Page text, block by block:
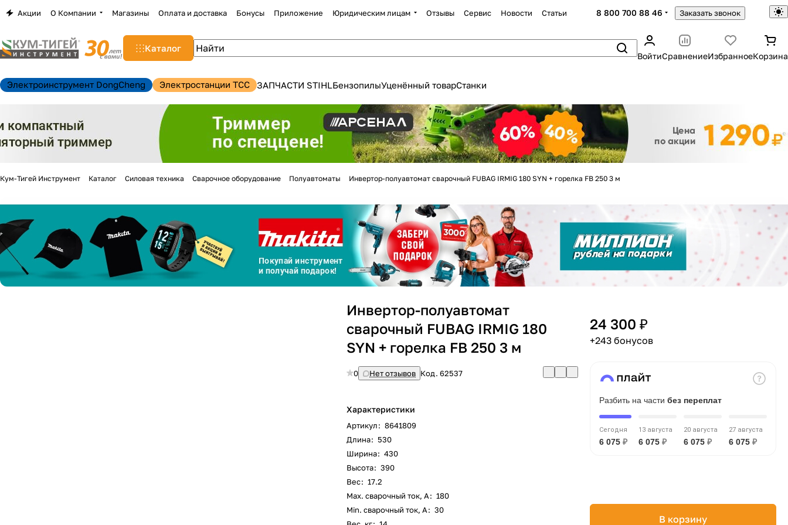
Акции О Компании Магазины Оплата и доставка Бонусы Приложение Юридическим лицам Отзывы Сервис Новости Статьи 8 800 700 88 46 Заказать звонок
Каталог
ВойтиСравнениеИзбранноеКорзина
Электроинструмент DongCheng Электростанции TCC ЗАПЧАСТИ STIHLБензопилыУценённый товарСтанки
Кум-Тигей Инструмент Каталог Силовая техника Сварочное оборудование Полуавтоматы Инвертор-полуавтомат сварочный FUBAG IRMIG 180 SYN + горелка FB 250 3 м
Инвертор-полуавтомат
сварочный FUBAG IRMIG 180
SYN + горелка FB 250 3 м
0 Нет отзывов Код.62537
Характеристики
Артикул: 8641809
Длина: 530
Ширина: 430
Высота: 390
Вес: 17.2
Max. сварочный ток, А: 180
Min. сварочный ток, А: 30
24 300 ₽
+243 бонусов
Разбить на части без переплат
Сегодня
6 075 ₽
13 августа
6 075 ₽
20 августа
6 075 ₽
27 августа
6 075 ₽
В корзину
Закрыть
Разбейтеоплату
без переплат
График платежей
Оплачивайте сегодня только
% картой любого банка
Получайте товарвыбранный способом